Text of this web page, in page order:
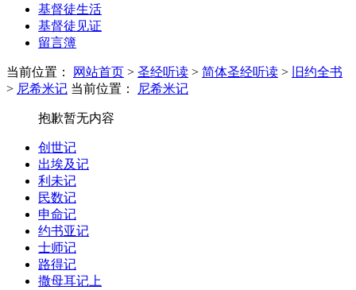
基督徒生活
基督徒见证
留言簿
当前位置： 网站首页 > 圣经听读 > 简体圣经听读 >
旧约全书
> 尼希米记 当前位置： 尼希米记
抱歉暂无内容
创世记
出埃及记
利未记
民数记
申命记
约书亚记
士师记
路得记
撒母耳记上